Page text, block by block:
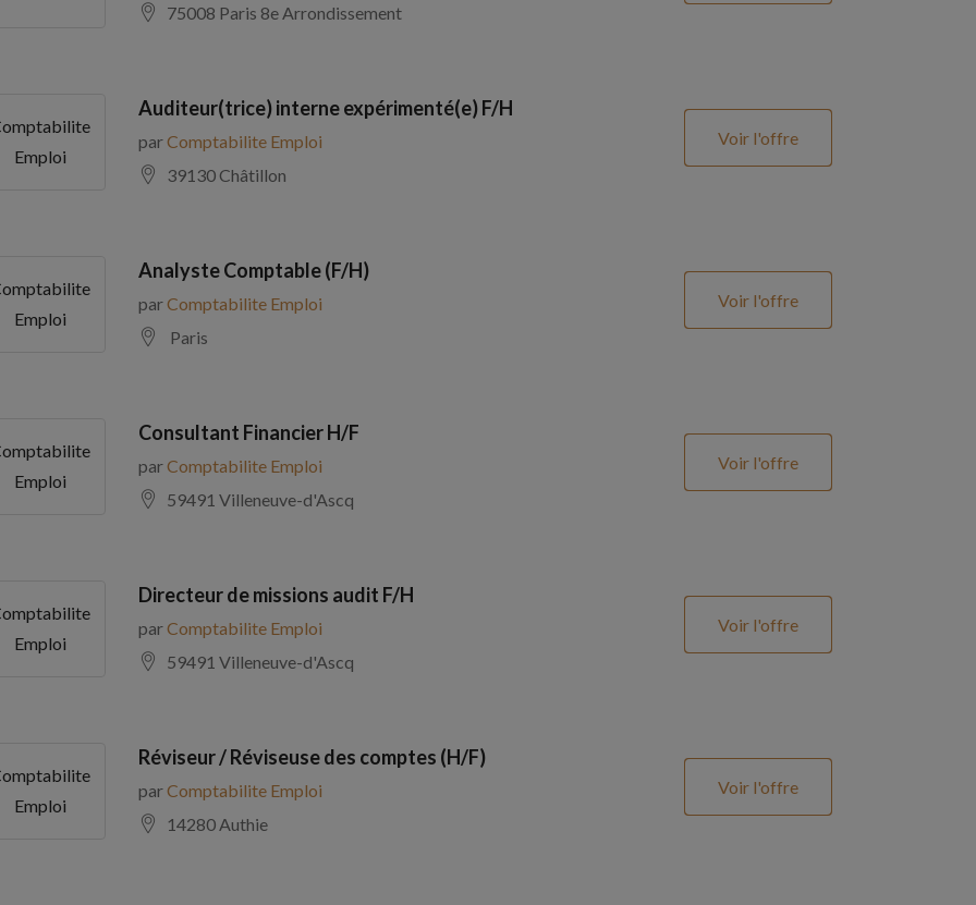
75008 Paris 8e Arrondissement
Emploi
Auditeur(trice) interne expérimenté(e) F/H
parComptabilite Emploi
39130 Châtillon
Voir l'offre
Emploi
Analyste Comptable (F/H)
parComptabilite Emploi
Paris
Voir l'offre
Emploi
Consultant Financier H/F
parComptabilite Emploi
59491 Villeneuve-d'Ascq
Voir l'offre
Emploi
Directeur de missions audit F/H
parComptabilite Emploi
59491 Villeneuve-d'Ascq
Voir l'offre
Emploi
Réviseur / Réviseuse des comptes (H/F)
parComptabilite Emploi
14280 Authie
Voir l'offre